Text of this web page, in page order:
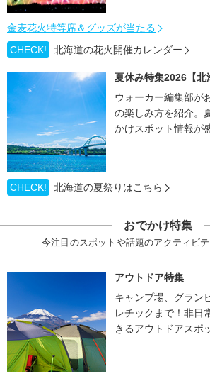
金麦花火特等席＆グッズが当たる
CHECK!
北海道の花火開催カレンダー
夏休み特集2026【北
ウォーカー編集部が
の楽しみ方を紹介。
かけスポット情報が
CHECK! 北海道の夏祭りはこちら
おでかけ特集
今注目のスポットや話題のアクティビ
アウトドア特集
キャンプ場、グラン
レチックまで！非日
きるアウトドアスポ